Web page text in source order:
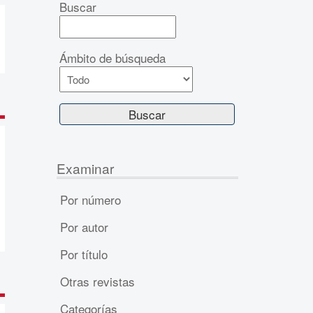
Buscar
Ámbito de búsqueda
Examinar
Por número
Por autor
Por título
Otras revistas
Categorías